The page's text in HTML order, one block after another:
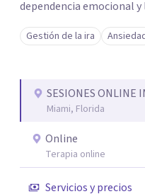
dependencia emocional y
trabajado con pacientes
acompañando procesos
trabaja el síntoma, trabaja
metodología interviene
sistema emocional,
infancia y
permitiendo transformar
decisiones desde su origen. Si buscas un
superficial, este no es el
Gestión de la ira
SESIONES ONLINE
Miami, Florida
Online
Terapia online
Servicios y precios